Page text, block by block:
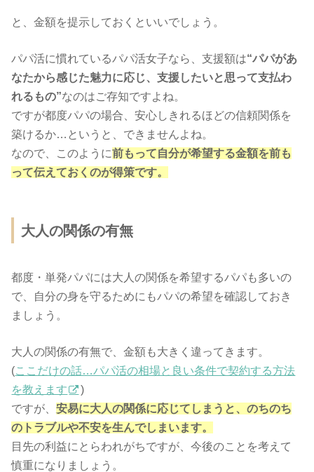
と、金額を提示しておくといいでしょう。
パパ活に慣れているパパ活女子なら、支援額は“パパがあ
なたから感じた魅力に応じ、支援したいと思って支払わ
れるもの”なのはご存知ですよね。
ですが都度パパの場合、安心しきれるほどの信頼関係を
築けるか…というと、できませんよね。
なので、このように前もって自分が希望する金額を前も
って伝えておくのが得策です。
大人の関係の有無
都度・単発パパには大人の関係を希望するパパも多いの
で、自分の身を守るためにもパパの希望を確認しておき
ましょう。
大人の関係の有無で、金額も大きく違ってきます。
(ここだけの話…パパ活の相場と良い条件で契約する方法
を教えます
)
ですが、安易に大人の関係に応じてしまうと、のちのち
のトラブルや不安を生んでしまいます。
目先の利益にとらわれがちですが、今後のことを考えて
慎重になりましょう。